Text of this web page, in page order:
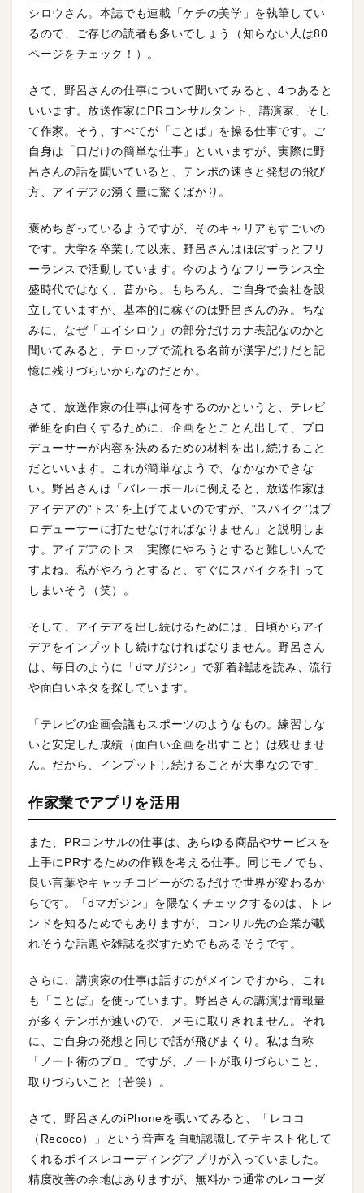
シロウさん。本誌でも連載「ケチの美学」を執筆してい
るので、ご存じの読者も多いでしょう（知らない人は80
ページをチェック！）。
さて、野呂さんの仕事について聞いてみると、4つあると
いいます。放送作家にPRコンサルタント、講演家、そし
て作家。そう、すべてが「ことば」を操る仕事です。ご
自身は「口だけの簡単な仕事」といいますが、実際に野
呂さんの話を聞いていると、テンポの速さと発想の飛び
方、アイデアの湧く量に驚くばかり。
褒めちぎっているようですが、そのキャリアもすごいの
です。大学を卒業して以来、野呂さんはほぼずっとフリ
ーランスで活動しています。今のようなフリーランス全
盛時代ではなく、昔から。もちろん、ご自身で会社を設
立していますが、基本的に稼ぐのは野呂さんのみ。ちな
みに、なぜ「エイシロウ」の部分だけカナ表記なのかと
聞いてみると、テロップで流れる名前が漢字だけだと記
憶に残りづらいからなのだとか。
さて、放送作家の仕事は何をするのかというと、テレビ
番組を面白くするために、企画をとことん出して、プロ
デューサーが内容を決めるための材料を出し続けること
だといいます。これが簡単なようで、なかなかできな
い。野呂さんは「バレーボールに例えると、放送作家は
アイデアの“トス”を上げてよいのですが、“スパイク”はプ
ロデューサーに打たせなければなりません」と説明しま
す。アイデアのトス…実際にやろうとすると難しいんで
すよね。私がやろうとすると、すぐにスパイクを打って
しまいそう（笑）。
そして、アイデアを出し続けるためには、日頃からアイ
デアをインプットし続けなければなりません。野呂さん
は、毎日のように「dマガジン」で新着雑誌を読み、流行
や面白いネタを探しています。
「テレビの企画会議もスポーツのようなもの。練習しな
いと安定した成績（面白い企画を出すこと）は残せませ
ん。だから、インプットし続けることが大事なのです」
作家業でアプリを活用
また、PRコンサルの仕事は、あらゆる商品やサービスを
上手にPRするための作戦を考える仕事。同じモノでも、
良い言葉やキャッチコピーがのるだけで世界が変わるか
らです。「dマガジン」を隈なくチェックするのは、トレ
ンドを知るためでもありますが、コンサル先の企業が載
れそうな話題や雑誌を探すためでもあるそうです。
さらに、講演家の仕事は話すのがメインですから、これ
も「ことば」を使っています。野呂さんの講演は情報量
が多くテンポが速いので、メモに取りきれません。それ
に、ご自身の発想と同じで話が飛びまくり。私は自称
「ノート術のプロ」ですが、ノートが取りづらいこと、
取りづらいこと（苦笑）。
さて、野呂さんのiPhoneを覗いてみると、「レココ
（Recoco）」という音声を自動認識してテキスト化して
くれるボイスレコーディングアプリが入っていました。
精度改善の余地はありますが、無料かつ通常のレコーダ